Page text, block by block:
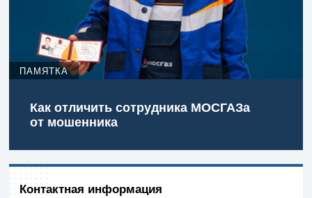
ПАМЯТКА
Как отличить сотрудника МОСГАЗа
от мошенника
Контактная информация